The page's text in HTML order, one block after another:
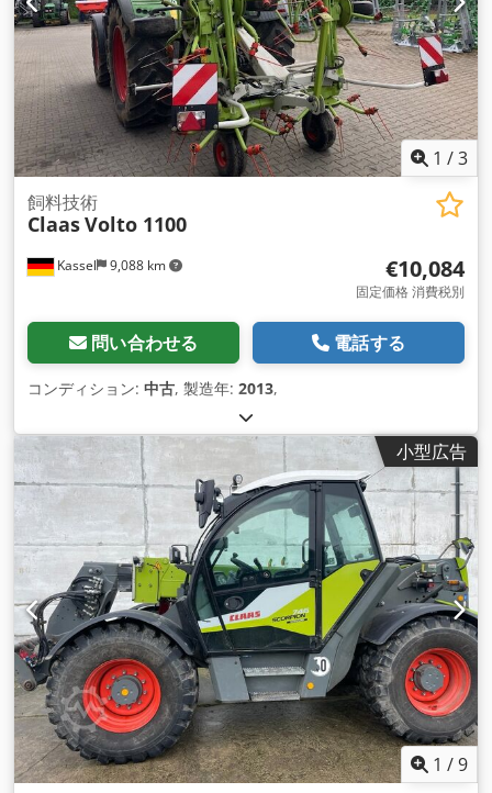
1 /3
Kassel 9,088 km
飼料技術
ClaasVolto 1100
€10,084
固定価格 消費税別
問い合わせる 電話する
コンディション: 中古, 製造年: 2013,
小型広告
1 /9